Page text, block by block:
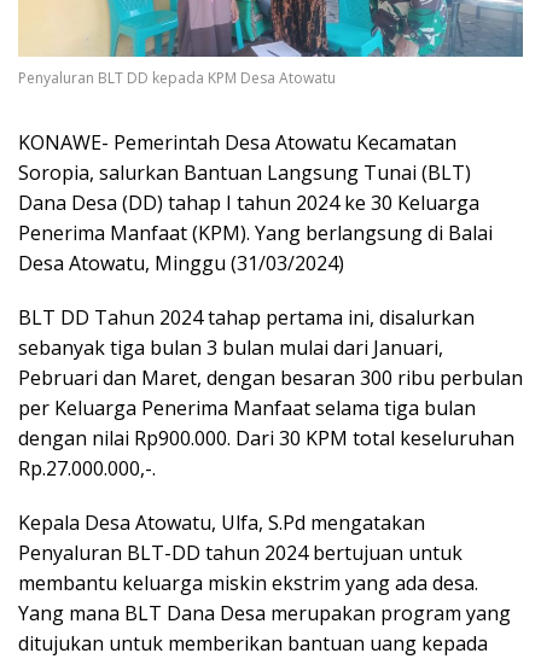
Penyaluran BLT DD kepada KPM Desa Atowatu
KONAWE- Pemerintah Desa Atowatu Kecamatan
Soropia, salurkan Bantuan Langsung Tunai (BLT)
Dana Desa (DD) tahap I tahun 2024 ke 30 Keluarga
Penerima Manfaat (KPM). Yang berlangsung di Balai
Desa Atowatu, Minggu (31/03/2024)
BLT DD Tahun 2024 tahap pertama ini, disalurkan
sebanyak tiga bulan 3 bulan mulai dari Januari,
Pebruari dan Maret, dengan besaran 300 ribu perbulan
per Keluarga Penerima Manfaat selama tiga bulan
dengan nilai Rp900.000. Dari 30 KPM total keseluruhan
Rp.27.000.000,-.
Kepala Desa Atowatu, Ulfa, S.Pd mengatakan
Penyaluran BLT-DD tahun 2024 bertujuan untuk
membantu keluarga miskin ekstrim yang ada desa.
Yang mana BLT Dana Desa merupakan program yang
ditujukan untuk memberikan bantuan uang kepada